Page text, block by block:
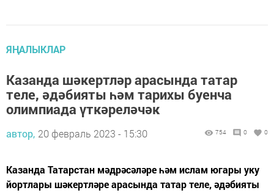
ЯҢАЛЫКЛАР
Казанда шәкертләр арасында татар
теле, әдәбияты һәм тарихы буенча
олимпиада үткәреләчәк
автор, 20 февраль 2023 - 15:30 754 0 0
Казанда Татарстан мәдрәсәләре һәм ислам югары уку
йортлары шәкертләре арасында татар теле, әдәбияты